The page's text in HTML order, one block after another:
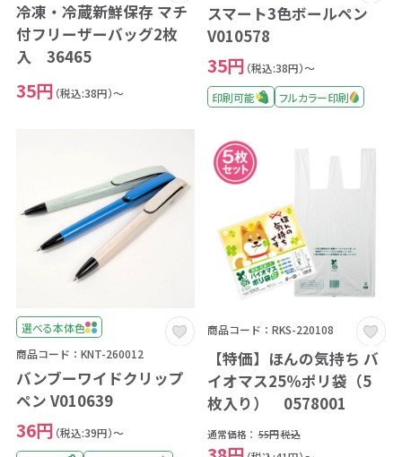
冷凍・冷蔵新鮮保存 マチ
付フリーザーバッグ2枚
入 36465
35円 （税込:38円）～
スマート3色ボールペン
V010578
35円 （税込:38円）～
印刷可能
フルカラー印刷
選べる本体色
商品コード：KNT-260012
バンブーワイドクリップ
ペン V010639
36円 （税込:39円）～
商品コード：RKS-220108
【特価】ほんの気持ち バ
イオマス25％ポリ袋（5
枚入り） 0578001
通常価格： 55円税込